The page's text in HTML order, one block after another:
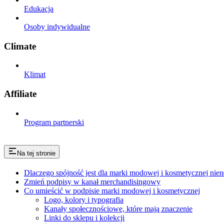
Edukacja
Osoby indywidualne
Climate
Klimat
Affiliate
Program partnerski
Na tej stronie
Dlaczego spójność jest dla marki modowej i kosmetycznej
Zmień podpisy w kanał merchandisingowy
Co umieścić w podpisie marki modowej i kosmetycznej
Logo, kolory i typografia
Kanały społecznościowe, które mają znaczenie
Linki do sklepu i kolekcji